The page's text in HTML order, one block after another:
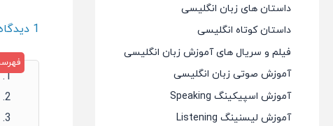
داستان های زبان انگلیسی
داستان کوتاه انگلیسی
فیلم و سریال های آموزش زبان انگلیسی
آموزش صوتی زبان انگلیسی
آموزش اسپیکینگ Speaking
آموزش لیسنینگ Listening
1 دیدگاه